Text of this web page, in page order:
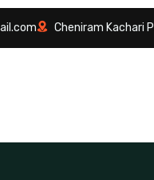
Cheniram Kachari